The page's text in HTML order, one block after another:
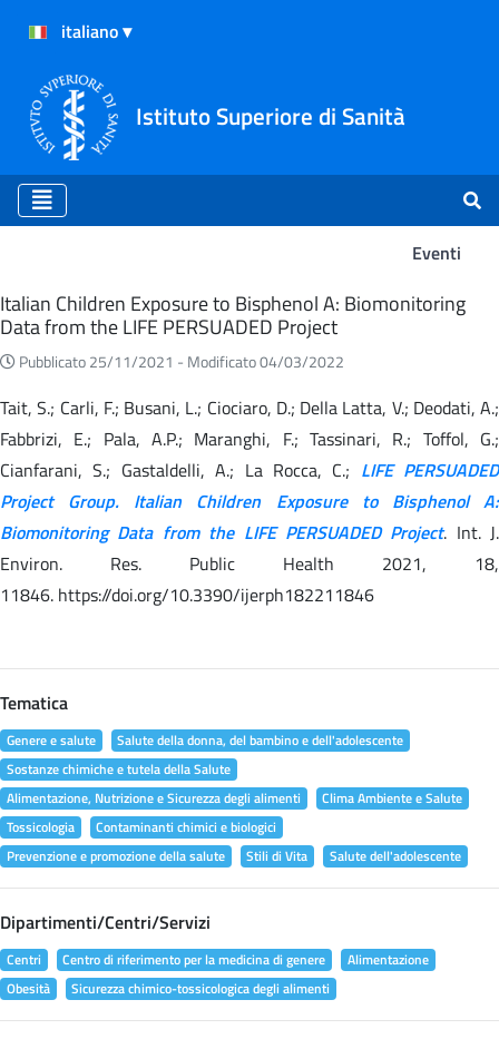
Istituto Superiore di Sanità
Eventi
Eventi
Italian Children Exposure to Bisphenol A: Biomonitoring
Data from the LIFE PERSUADED Project
Pubblicato 25/11/2021 - Modificato 04/03/2022
Tait, S.; Carli, F.; Busani, L.; Ciociaro, D.; Della Latta, V.; Deodati, A.;
Fabbrizi, E.; Pala, A.P.; Maranghi, F.; Tassinari, R.; Toffol, G.;
Cianfarani, S.; Gastaldelli, A.; La Rocca, C.; LIFE PERSUADED
Project Group. Italian Children Exposure to Bisphenol A:
Biomonitoring Data from the LIFE PERSUADED Project. Int. J.
Environ. Res. Public Health 2021, 18,
11846. https://doi.org/10.3390/ijerph182211846
Tematica
Genere e salute
Salute della donna, del bambino e dell'adolescente
Sostanze chimiche e tutela della Salute
Alimentazione, Nutrizione e Sicurezza degli alimenti
Clima Ambiente e Salute
Tossicologia
Contaminanti chimici e biologici
Prevenzione e promozione della salute
Stili di Vita Salute dell'adolescente
Dipartimenti/Centri/Servizi
Centri Centro di riferimento per la medicina di genere
Alimentazione
Obesità
Sicurezza chimico-tossicologica degli alimenti